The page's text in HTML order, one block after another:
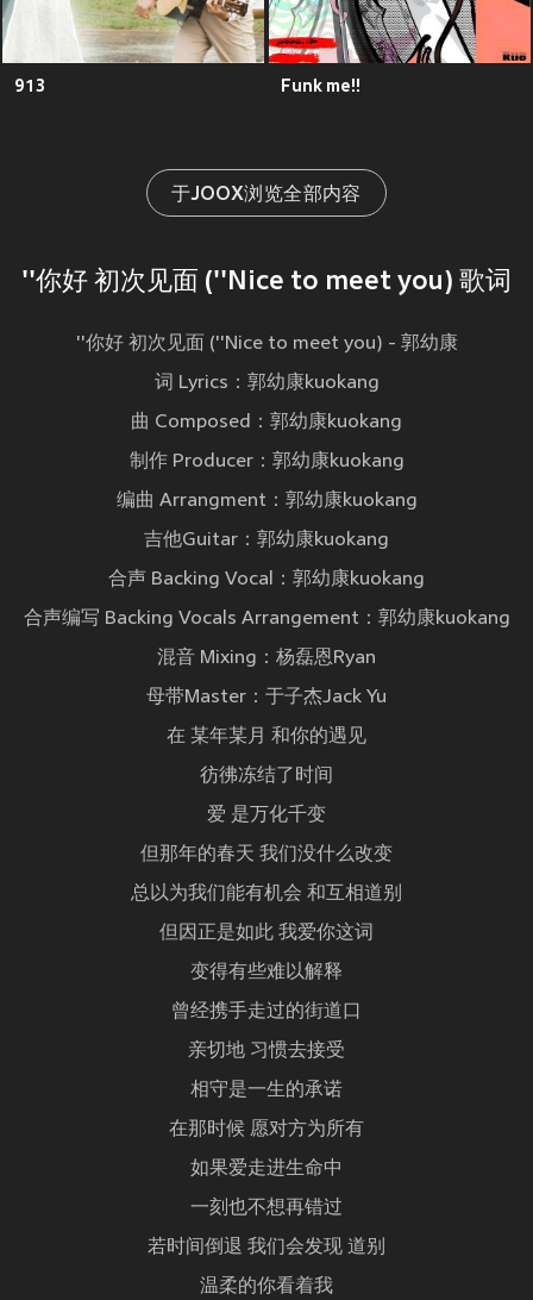
913 Funk me!!
于JOOX浏览全部内容
''你好 初次见面 (''Nice to meet you) 歌词
''你好 初次见面 (''Nice to meet you) - 郭幼康
词 Lyrics：郭幼康kuokang
曲 Composed：郭幼康kuokang
制作 Producer：郭幼康kuokang
编曲 Arrangment：郭幼康kuokang
吉他Guitar：郭幼康kuokang
合声 Backing Vocal：郭幼康kuokang
合声编写 Backing Vocals Arrangement：郭幼康kuokang
混音 Mixing：杨磊恩Ryan
母带Master：于子杰Jack Yu
在 某年某月 和你的遇见
彷彿冻结了时间
爱 是万化千变
但那年的春天 我们没什么改变
总以为我们能有机会 和互相道别
但因正是如此 我爱你这词
变得有些难以解释
曾经携手走过的街道口
亲切地 习惯去接受
相守是一生的承诺
在那时候 愿对方为所有
如果爱走进生命中
一刻也不想再错过
若时间倒退 我们会发现 道别
温柔的你看着我